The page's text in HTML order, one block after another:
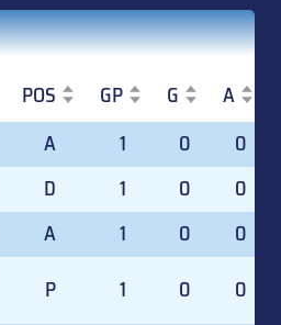
POS GP G A
POS GP
A 1 0
0
D 1 0
0
A 1 0
0
P 1 0
0